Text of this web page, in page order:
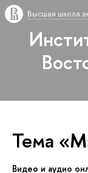
Высшая школа
Тема
Видео и аудио